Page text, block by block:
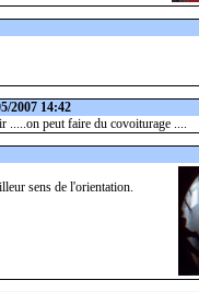
2007 14:42
.....on peut faire du covoiturage ....
sens de l'orientation.